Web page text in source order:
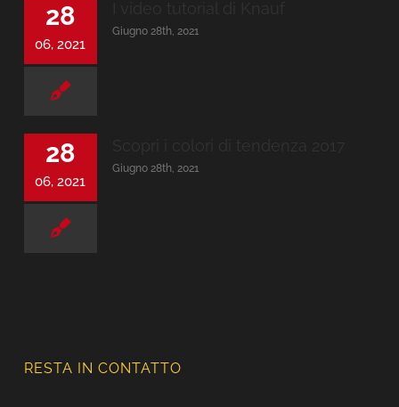
28
06, 2021
Giugno 28th, 2021
28
06, 2021
Giugno 28th, 2021
RESTA IN CONTATTO